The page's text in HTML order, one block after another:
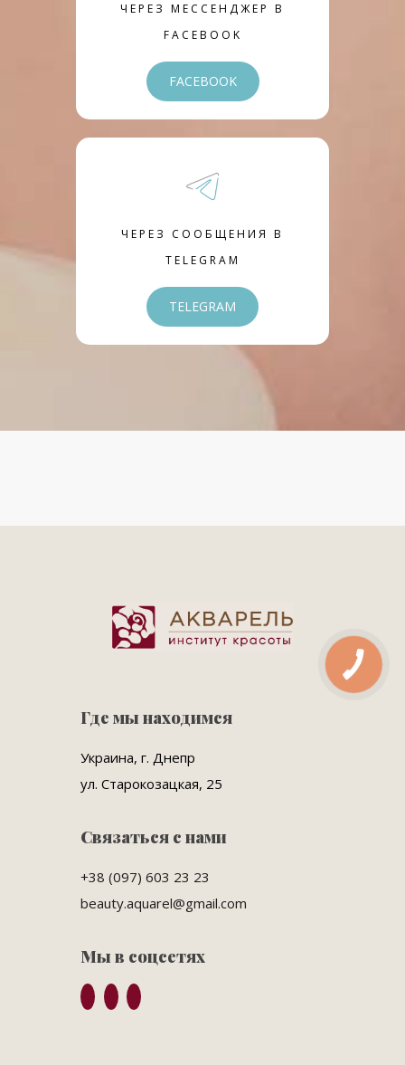
ЧЕРЕЗ МЕССЕНДЖЕР В
FACEBOOK
FACEBOOK
ЧЕРЕЗ СООБЩЕНИЯ В
TELEGRAM
TELEGRAM
Где мы находимся
Украина, г. Днепр
ул. Старокозацкая, 25
Связаться с нами
+38 (097) 603 23 23
beauty.aquarel@gmail.com
Мы в соцсетях